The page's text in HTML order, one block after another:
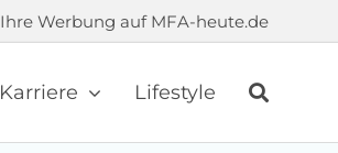
Ihre Werbung auf MFA-heute.de
Karriere Lifestyle